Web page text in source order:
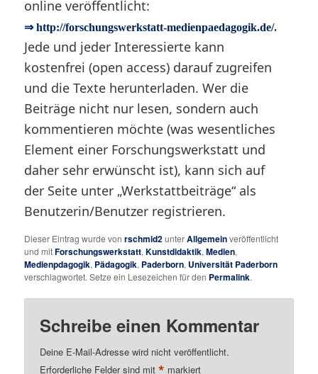
online veröffentlicht:
⇒ http://forschungswerkstatt-medienpaedagogik.de/.
Jede und jeder Interessierte kann
kostenfrei (open access) darauf zugreifen
und die Texte herunterladen. Wer die
Beiträge nicht nur lesen, sondern auch
kommentieren möchte (was wesentliches
Element einer Forschungswerkstatt und
daher sehr erwünscht ist), kann sich auf
der Seite unter „Werkstattbeiträge“ als
Benutzerin/Benutzer registrieren.
Dieser Eintrag wurde vonrschmid2unterAllgemeinveröffentlicht
und mitForschungswerkstatt,Kunstdidaktik,Medien,
Medienpdagogik, Pädagogik, Paderborn, Universität Paderborn
verschlagwortet. Setze ein Lesezeichen für den Permalink.
Schreibe einen Kommentar
Deine E-Mail-Adresse wird nicht veröffentlicht.
Erforderliche Felder sind mit
markiert